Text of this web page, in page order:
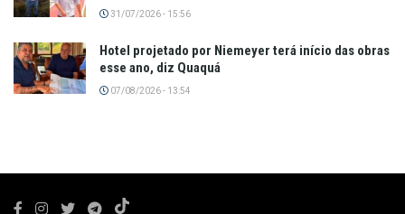
31/07/2026 - 15:56
Hotel projetado por Niemeyer terá início das obras
esse ano, diz Quaquá
07/08/2026 - 13:54